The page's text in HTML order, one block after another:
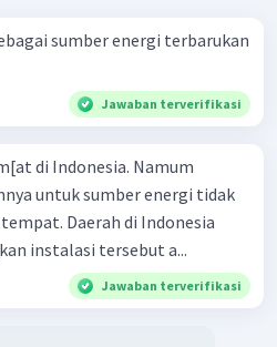
sumber energi terbarukan
Jawaban terverifikasi
di Indonesia. Namum
untuk sumber energi tidak
Daerah di Indonesia
instalasi tersebut a...
Jawaban terverifikasi